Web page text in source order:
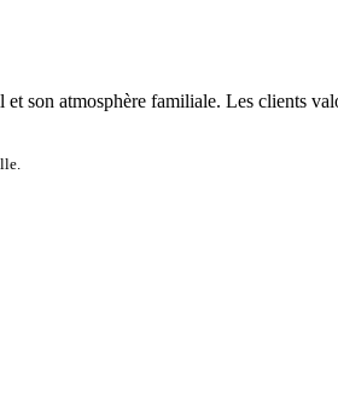
son atmosphère familiale. Les clients